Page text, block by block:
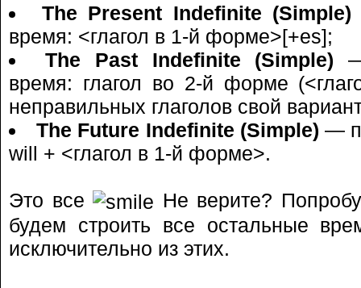
The Present Indefinite (Simple)
время: <глагол в 1-й форме>[+es];
The Past Indefinite (Simple)
время: глагол во 2-й форме
неправильных глаголов свой
The Future Indefinite (Simple) —
will + <глагол в 1-й форме>.
Это все
Не верите?
будем строить все остальные
исключительно из этих.